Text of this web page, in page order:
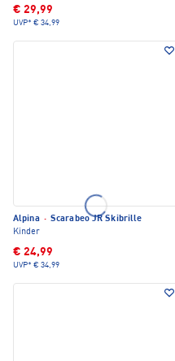
€ 29,99
UVP* € 34,99
Alpina · Scarabeo JR Skibrille
Kinder
€ 24,99
UVP* € 34,99